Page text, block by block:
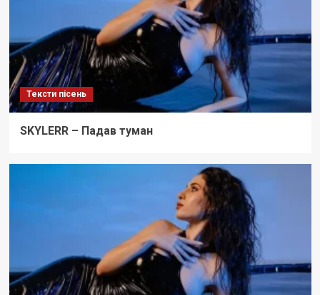
Тексти пісень
SKYLERR – Падав туман